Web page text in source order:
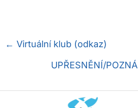
Posts
navigation
← Virtuální klub (odkaz)
UPŘESNĚNÍ/